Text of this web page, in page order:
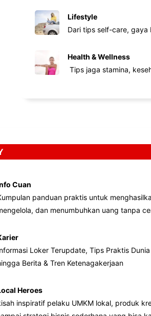
Lifestyle
Dari tips self-care,
Health & Wellness
Tips jaga stamina,
Cuan
panduan praktis untuk
dan menumbuhkan uang tanpa
Loker Terupdate, Tips Praktis Dunia
Berita & Tren Ketenagakerjaan
Heroes
inspiratif pelaku UMKM lokal, produk